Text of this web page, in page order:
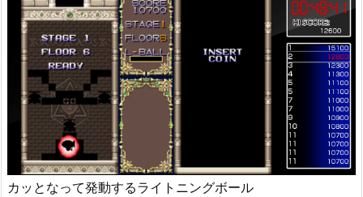
カッとなって発動するライトニングボール